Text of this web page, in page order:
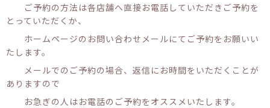
ご予約の方法は各店舗へ直接お電話していただきご予約を
とっていただくか、
ホームページのお問い合わせメールにてご予約をお願いい
たします。
メールでのご予約の場合、返信にお時間をいただくことが
ありますので
お急ぎの人はお電話のご予約をオススメいたします。